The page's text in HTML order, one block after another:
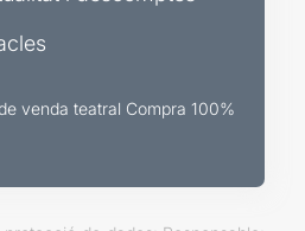
venda teatral Compra 100%